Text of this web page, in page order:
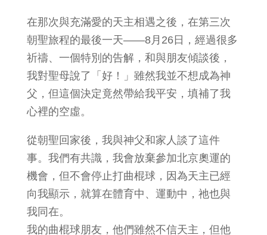
在那次與充滿愛的天主相遇之後，在第三次
朝聖旅程的最後一天——8月26日，經過很多
祈禱、一個特別的告解，和與朋友傾談後，
我對聖母說了「好！」雖然我並不想成為神
父，但這個決定竟然帶給我平安，填補了我
心裡的空虛。
從朝聖回家後，我與神父和家人談了這件
事。我們有共識，我會放棄參加北京奧運的
機會，但不會停止打曲棍球，因為天主已經
向我顯示，就算在體育中、運動中，祂也與
我同在。
我的曲棍球朋友，他們雖然不信天主，但他